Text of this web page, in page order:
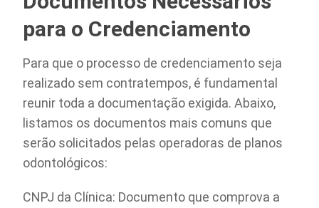
para o Credenciamento
Para que o processo de credenciamento seja
realizado sem contratempos, é fundamental
reunir toda a documentação exigida. Abaixo,
listamos os documentos mais comuns que
serão solicitados pelas operadoras de planos
odontológicos:
CNPJ da Clínica: Documento que comprova a